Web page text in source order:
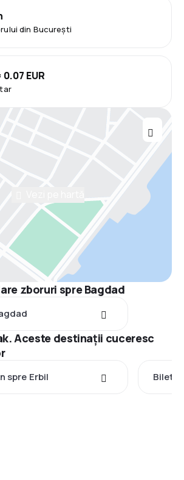
din București
0.07 EUR
zboruri spre Bagdad
Aceste destinații cuceresc
spre Erbil Bilete